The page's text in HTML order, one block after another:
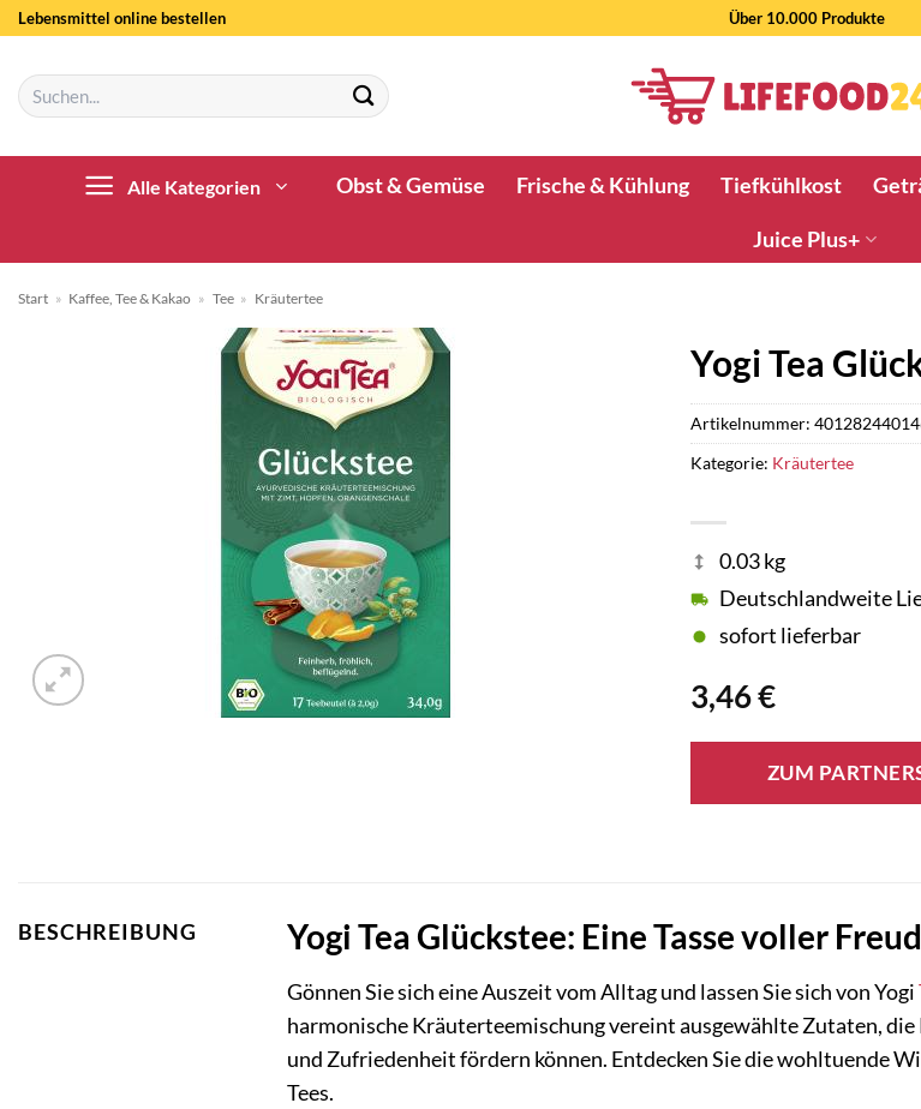
Zum
springen
Lebensmittel online bestellen Über 10.000 Produkte
Suchen
nach:
Alle Kategorien Obst & Gemüse Frische & Kühlung Tiefkühlkost
Juice Plus+
Start » Kaffee, Tee & Kakao » Tee » Kräutertee
Yogi Tea
3,46€
0.03 kg
Deutschlandweite
sofort lieferbar
ZUM
Artikelnummer:
Kategorie: Kräutertee
BESCHREIBUNG Yogi Tea Glückstee: Eine Tasse voller
Gönnen Sie sich eine Auszeit vom Alltag und lassen Sie sich von Yogi
harmonische Kräuterteemischung vereint ausgewählte Zutaten,
und Zufriedenheit fördern können. Entdecken Sie die wohltuende
Tees.